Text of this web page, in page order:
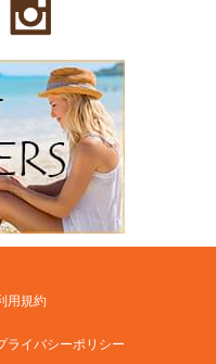
用規約
ライバシーポリシー